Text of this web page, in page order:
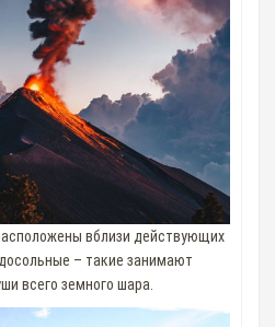
вблизи действующих
– такие занимают
всего земного шара.